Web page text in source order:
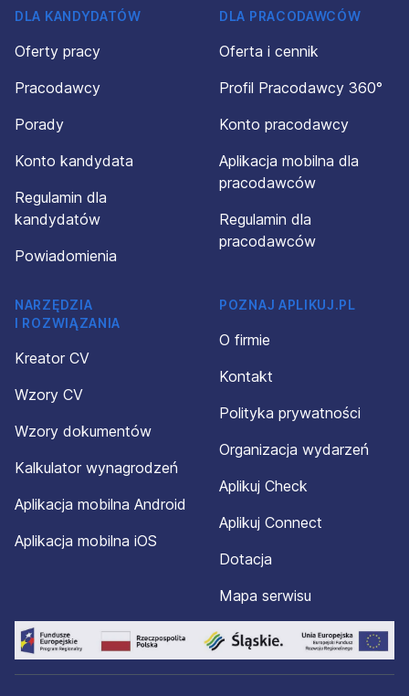
DLA KANDYDATÓW
Oferty pracy
Pracodawcy
Porady
Konto kandydata
Regulamin dla
kandydatów
Powiadomienia
DLA PRACODAWCÓW
Oferta i cennik
Profil Pracodawcy 360°
Konto pracodawcy
Aplikacja mobilna dla
pracodawców
Regulamin dla
pracodawców
NARZĘDZIA
I ROZWIĄZANIA
Kreator CV
Wzory CV
Wzory dokumentów
Kalkulator wynagrodzeń
Aplikacja mobilna Android
Aplikacja mobilna iOS
POZNAJ APLIKUJ.PL
O firmie
Kontakt
Polityka prywatności
Organizacja wydarzeń
Aplikuj Check
Aplikuj Connect
Dotacja
Mapa serwisu